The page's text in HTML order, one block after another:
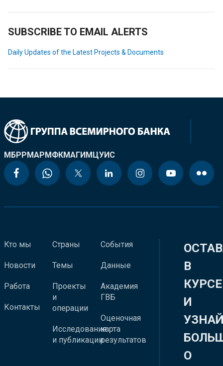
SUBSCRIBE TO EMAIL ALERTS
Daily Updates of the Latest Projects & Documents
МБРРМАРМФКМАГИМЦУИС
Кто мы
Новости
Работа
Контакты
Страны
Темы
Проекты
и
операции
Исследования
и публикации
События
Данные
Академия
ГВБ
Оценочная
карта
результатов
В
КУРСЕ
И
О